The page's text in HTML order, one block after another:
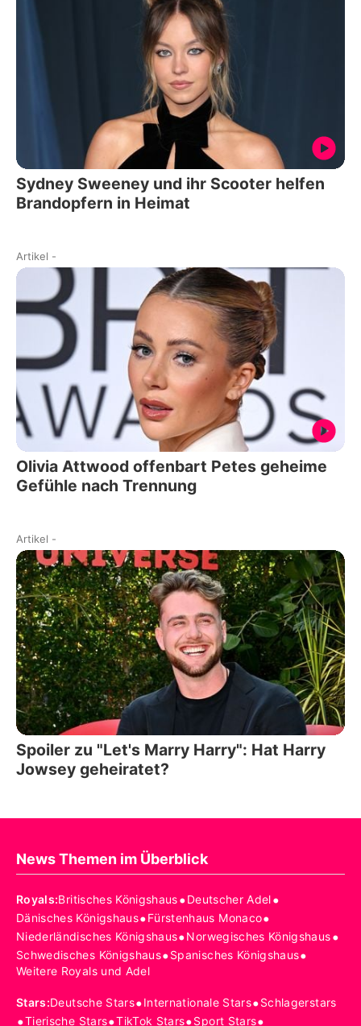
Sydney Sweeney und ihr Scooter helfen
Brandopfern in Heimat
Artikel -
Olivia Attwood offenbart Petes geheime
Gefühle nach Trennung
Artikel -
Spoiler zu "Let's Marry Harry": Hat Harry
Jowsey geheiratet?
News Themen im Überblick
Royals:Britisches Königshaus•Deutscher Adel•
Dänisches Königshaus•Fürstenhaus Monaco•
Niederländisches Königshaus•Norwegisches Königshaus•
Schwedisches Königshaus•Spanisches Königshaus•
Weitere Royals und Adel
Stars:Deutsche Stars•Internationale Stars•Schlagerstars
•Tierische Stars•TikTok Stars•Sport Stars•